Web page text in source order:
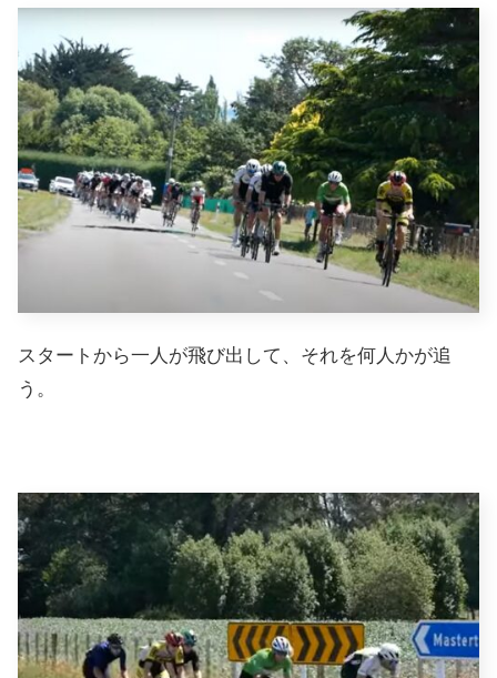
スタートから一人が飛び出して、それを何人かが追
う。